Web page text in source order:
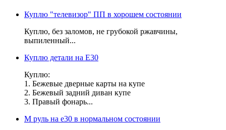
Куплю "телевизор" ПП в хорошем состоянии
Куплю, без заломов, не грубокой ржавчины,
выпиленный...
Куплю детали на Е30
Куплю:
1. Бежевые дверные карты на купе
2. Бежевый задний диван купе
3. Правый фонарь...
М руль на е30 в нормальном состоянии